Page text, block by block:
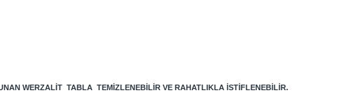
WERZALIT TABLA TEMIZLENEBILIR VE RAHATLIKLA ISTIFLENEBILIR.